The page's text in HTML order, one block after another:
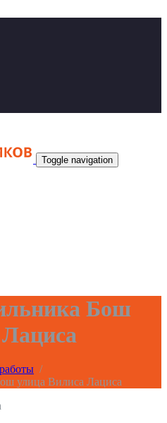
Toggle navigation
Бош
/
улица Вилиса Лациса